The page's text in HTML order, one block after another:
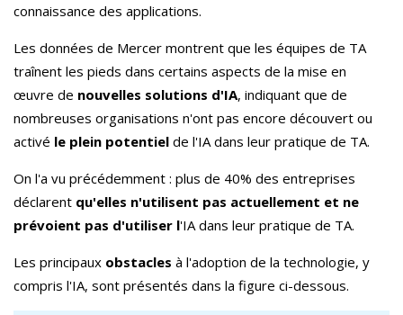
connaissance des applications.
Les données de Mercer montrent que les équipes de TA
traînent les pieds dans certains aspects de la mise en
œuvre de nouvelles solutions d'IA, indiquant que de
nombreuses organisations n'ont pas encore découvert ou
activé le plein potentiel de l'IA dans leur pratique de TA.
On l'a vu précédemment : plus de 40% des entreprises
déclarent qu'elles n'utilisent pas actuellement et ne
prévoient pas d'utiliser l'IA dans leur pratique de TA.
Les principaux obstacles à l'adoption de la technologie, y
compris l'IA, sont présentés dans la figure ci-dessous.